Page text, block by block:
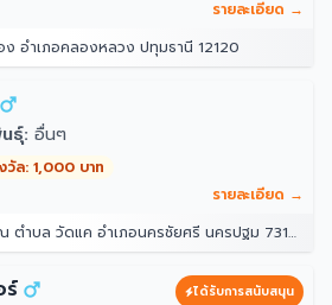
รายละเอียด →
อำเภอคลองหลวง ปทุมธานี 12120
ธุ์: อื่นๆ
วัล: 1,000 บาท
รายละเอียด →
ำบล วัดแค อำเภอนครชัยศรี นครปฐม 73120
ร์ ได้รับการสนับสนุน